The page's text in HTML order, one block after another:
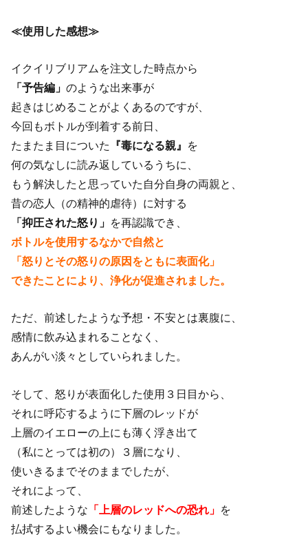
≪使用した感想≫
イクイリブリアムを注文した時点から
「予告編」のような出来事が
起きはじめることがよくあるのですが、
今回もボトルが到着する前日、
たまたま目についた
『毒になる親』 を
何の気なしに読み返しているうちに、
もう解決したと思っていた自分自身の両親と、
昔の恋人（の精神的虐待）に対する
「抑圧された怒り」 を再認識でき、
ボトルを使用するなかで自然と
「怒りとその怒りの原因をともに表面化」
できたことにより、浄化が促進されました。
ただ、前述したような予想・不安とは裏腹に、
感情に飲み込まれることなく、
あんがい淡々としていられました。
そして、怒りが表面化した使用３日目から、
それに呼応するように下層のレッドが
上層のイエローの上にも薄く浮き出て
（私にとっては初の）３層になり、
使いきるまでそのままでしたが、
それによって、
前述したような 「上層のレッドへの恐れ」 を
払拭するよい機会にもなりました。